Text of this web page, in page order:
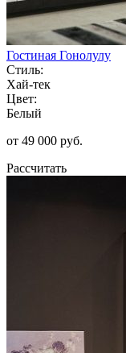
Гостиная Гонолулу
Стиль:
Хай-тек
Цвет:
Белый
от 49 000 руб.
Рассчитать